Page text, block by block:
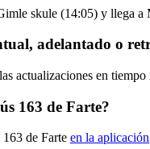
skule (14:05) y llega
adelantado o
actualizaciones en
163 de Farte?
de Farte en la aplicación